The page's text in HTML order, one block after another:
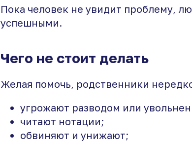
Пока человек не увидит проблему,
успешными.
Чего не стоит делать
Желая помочь, родственники
угрожают разводом или
читают нотации;
обвиняют и унижают;